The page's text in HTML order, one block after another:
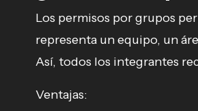
Los permisos por grupos
representa un equipo, un
Así, todos los integrantes
Ventajas: